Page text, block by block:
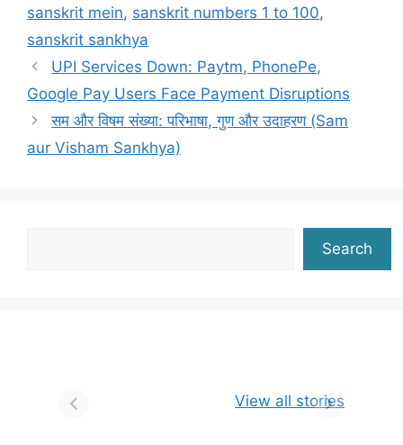
sanskrit mein, sanskrit numbers 1 to 100,
sanskrit sankhya
UPI Services Down: Paytm, PhonePe,
Google Pay Users Face Payment Disruptions
सम और विषम संख्या: परिभाषा, गुण और उदाहरण (Sam
aur Visham Sankhya)
Search
View all stories